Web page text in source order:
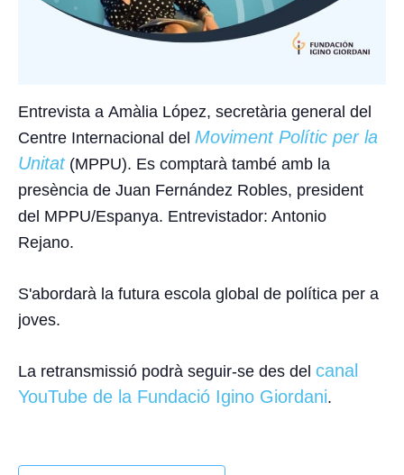
Entrevista a Amàlia López, secretària general del
Centre Internacional del Moviment Polític per la
Unitat(MPPU). Es comptarà també amb la
presència de Juan Fernández Robles, president
del MPPU/Espanya. Entrevistador: Antonio
Rejano.
S'abordarà la futura escola global de política per a
joves.
La retransmissió podrà seguir-se des del canal
YouTube de la Fundació Igino Giordani.